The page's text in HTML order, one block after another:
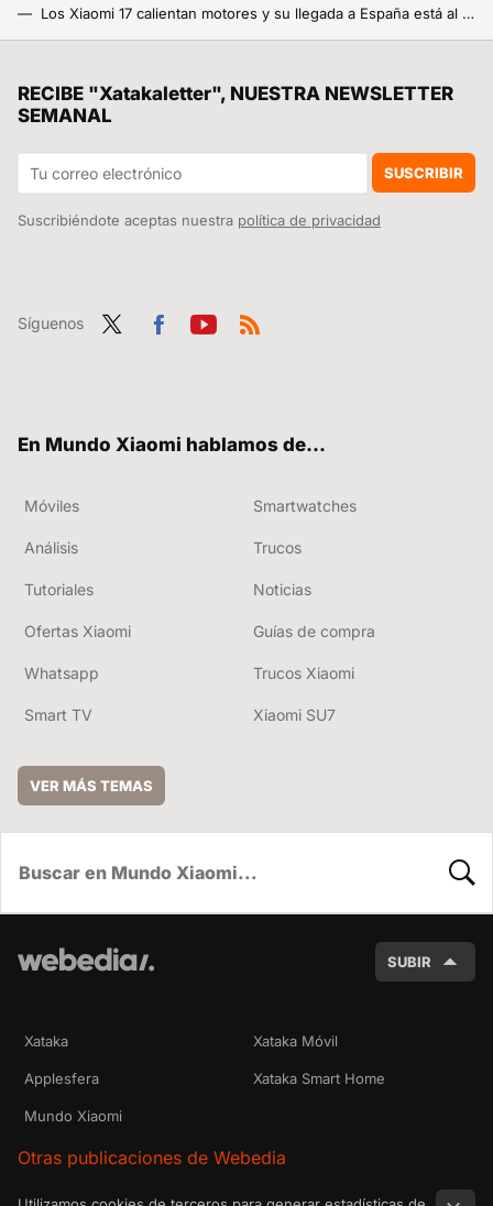
Los Xiaomi 17 calientan motores y su llegada a España está al caer: estas son las versiones elegidas y hay sorpresas
Una aguja, 135 grados y casi 1,4 toneladas encima: así ha probado Xiaomi su nueva power bank que parece sacada de Rambo
RECIBE "Xatakaletter", NUESTRA NEWSLETTER
SEMANAL
SUSCRIBIR
Suscribiéndote aceptas nuestra política de privacidad
Síguenos
En Mundo Xiaomi hablamos de...
Móviles Smartwatches
Análisis Trucos
Tutoriales Noticias
Ofertas Xiaomi Guías de compra
Whatsapp Trucos Xiaomi
Smart TV Xiaomi SU7
VER MÁS TEMAS
SUBIR
Xataka Xataka Móvil
Applesfera Xataka Smart Home
Mundo Xiaomi
Otras publicaciones de Webedia